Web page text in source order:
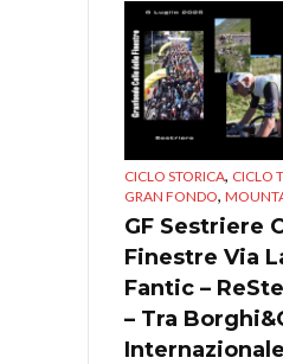
CICLO STORICA, CICLO
GRAN FONDO,
GF Sestriere
Finestre Via
Fantic –
– Tra